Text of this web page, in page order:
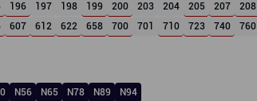
196 197 198 199 200 203 204 205 207 208
607 612 622 658 700 701 710 723 740 760
N56 N65 N78 N89 N94